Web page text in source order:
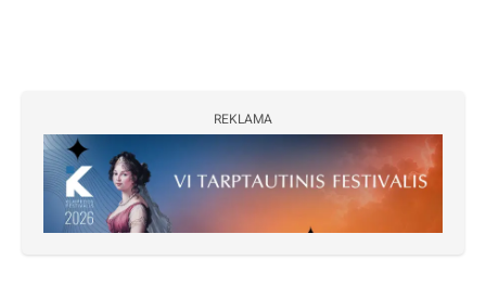
REKLAMA